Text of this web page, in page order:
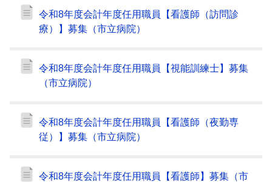
令和8年度会計年度任用職員【看護師（訪問診
療）】募集（市立病院）
令和8年度会計年度任用職員【視能訓練士】募集
（市立病院）
令和8年度会計年度任用職員【看護師（夜勤専
従）】募集（市立病院）
令和8年度会計年度任用職員【看護師】募集（市